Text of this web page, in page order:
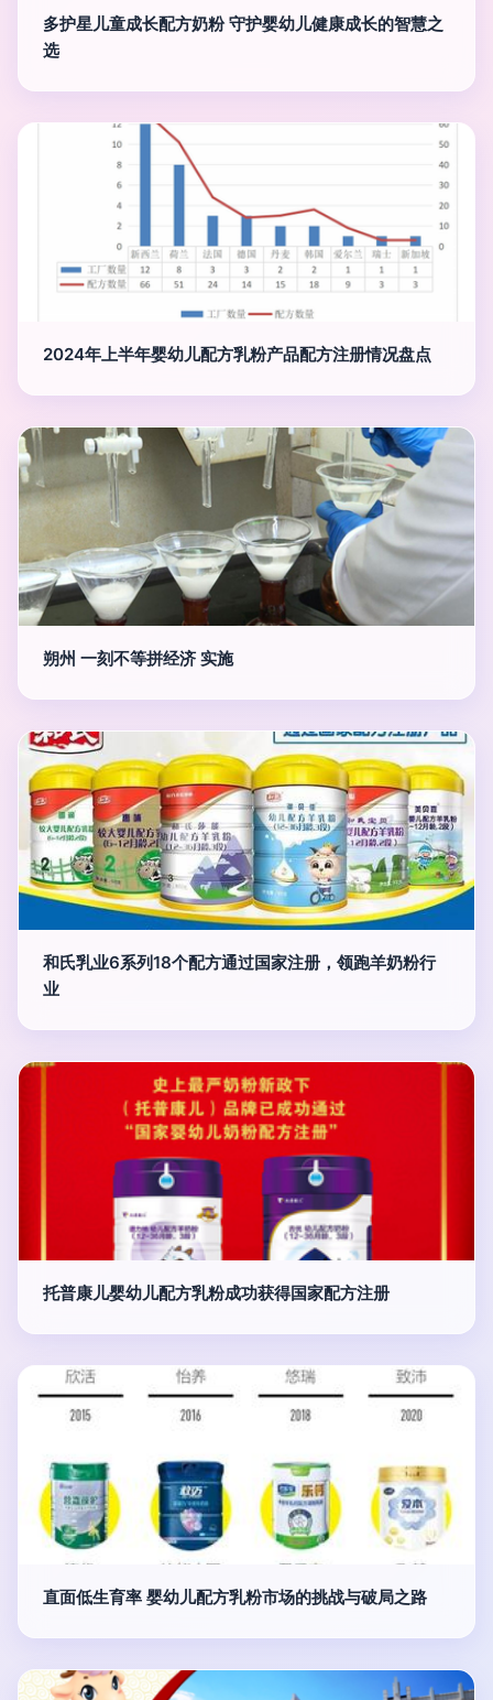
多护星儿童成长配方奶粉 守护婴幼儿健康成长的智慧之
选
2024年上半年婴幼儿配方乳粉产品配方注册情况盘点
朔州 一刻不等拼经济 实施
和氏乳业6系列18个配方通过国家注册，领跑羊奶粉行
业
托普康儿婴幼儿配方乳粉成功获得国家配方注册
直面低生育率 婴幼儿配方乳粉市场的挑战与破局之路